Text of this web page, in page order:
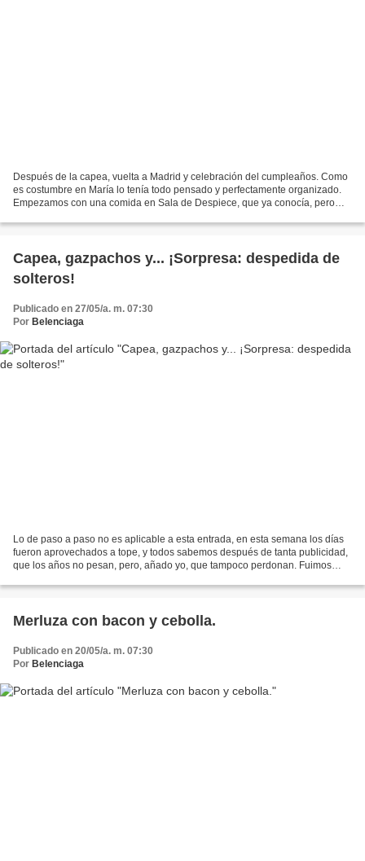
Después de la capea, vuelta a Madrid y celebración del cumpleaños. Como
es costumbre en María lo tenía todo pensado y perfectamente organizado.
Empezamos con una comida en Sala de Despiece, que ya conocía, pero
Capea, gazpachos y... ¡Sorpresa: despedida de
solteros!
Publicado en 27/05/a. m. 07:30
Por Belenciaga
Lo de paso a paso no es aplicable a esta entrada, en esta semana los días
fueron aprovechados a tope, y todos sabemos después de tanta publicidad,
que los años no pesan, pero, añado yo, que tampoco perdonan. Fuimos
Merluza con bacon y cebolla.
Publicado en 20/05/a. m. 07:30
Por Belenciaga